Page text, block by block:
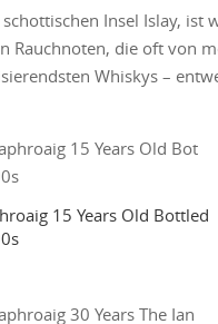
Insel Islay,
Rauchnoten, die oft von
Whiskys –
15 Years Old Bottled